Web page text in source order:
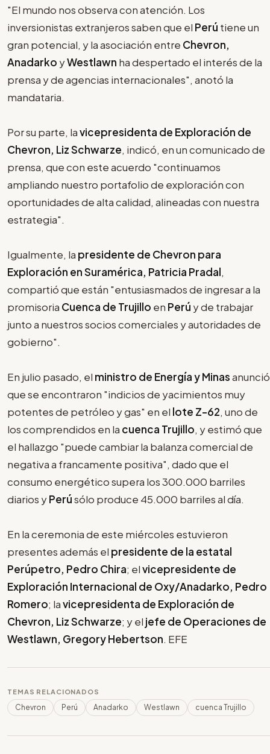
"El mundo nos observa con atención. Los
inversionistas extranjeros saben que el Perú tiene un
gran potencial, y la asociación entre Chevron,
Anadarko yWestlawn ha despertado el interés de la
prensa y de agencias internacionales", anotó la
mandataria.
Por su parte, lavicepresidenta de Exploración de
Chevron, Liz Schwarze, indicó, en un comunicado de
prensa, que con este acuerdo "continuamos
ampliando nuestro portafolio de exploración con
oportunidades de alta calidad, alineadas con nuestra
estrategia".
Igualmente, la presidente de Chevron para
Exploración en Suramérica, Patricia Pradal,
compartió que están "entusiasmados de ingresar a la
promisoria Cuenca de Trujillo en Perú y de trabajar
junto a nuestros socios comerciales y autoridades de
gobierno".
En julio pasado, el ministro de Energía y Minasanunció
que se encontraron "indicios de yacimientos muy
potentes de petróleo y gas" en el lote Z-62, uno de
los comprendidos en la cuenca Trujillo, y estimó que
el hallazgo "puede cambiar la balanza comercial de
negativa a francamente positiva", dado que el
consumo energético supera los 300.000 barriles
diarios yPerúsólo produce 45.000 barriles al día.
En la ceremonia de este miércoles estuvieron
presentes además el presidente de la estatal
Perúpetro, Pedro Chira; elvicepresidente de
Exploración Internacional de Oxy/Anadarko, Pedro
Romero; lavicepresidenta de Exploración de
Chevron, Liz Schwarze; y el jefe de Operaciones de
Westlawn, Gregory Hebertson. EFE
TEMAS RELACIONADOS
Chevron Perú Anadarko Westlawn cuenca Trujillo